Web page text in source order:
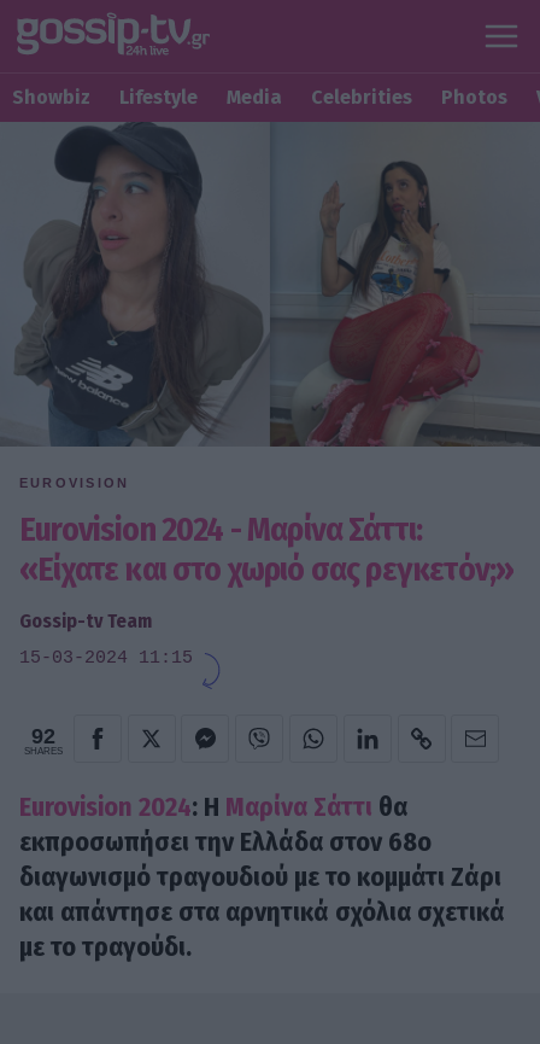
Showbiz Lifestyle Media Celebrities Photos
EUROVISION
Eurovision 2024 - Μαρίνα Σάττι:
«Είχατε και στο χωριό σας ρεγκετόν;»
Gossip-tv Team
15-03-2024 11:15
92
SHARES
Eurovision 2024: Η Μαρίνα Σάττι θα
εκπροσωπήσει την Ελλάδα στον 68ο
διαγωνισμό τραγουδιού με το κομμάτι Ζάρι
και απάντησε στα αρνητικά σχόλια σχετικά
με το τραγούδι.